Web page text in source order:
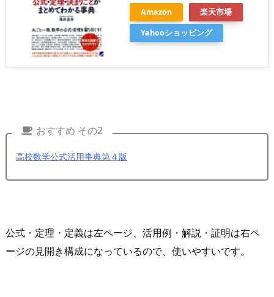
Amazon
楽天市場
Yahooショッピング
おすすめ その2
高校数学公式活用事典第４版
公式・定理・定義は左ページ、活用例・解説・証明は右ペ
ージの見開き構成になっているので、使いやすいです。